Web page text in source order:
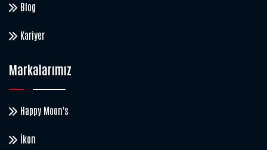
Blog
Kariyer
Markalarımız
Happy Moon's
İkon